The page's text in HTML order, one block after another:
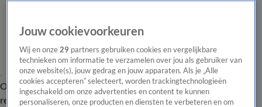
Overzicht Laatste nieuws Regionieuws Het beste van Hart
Tip de
redactie
Jouw cookievoorkeuren
Wij en onze29 partners gebruiken cookies en vergelijkbare
technieken om informatie te verzamelen over jou als gebruiker van
onze website(s), jouw gedrag en jouw apparaten. Als je „Alle
cookies accepteren” selecteert, worden trackingtechnologieën
ingeschakeld om onze advertenties en content te kunnen
personaliseren, onze producten en diensten te verbeteren en om